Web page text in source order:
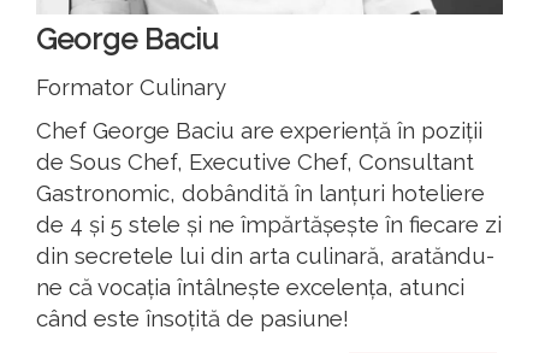
George Baciu
Formator Culinary
Chef George Baciu are experiență în poziții
de Sous Chef, Executive Chef, Consultant
Gastronomic, dobândită în lanțuri hoteliere
de 4 și 5 stele și ne împărtășește în fiecare zi
din secretele lui din arta culinară, aratăndu-
ne că vocația întâlnește excelența, atunci
când este însoțită de pasiune!